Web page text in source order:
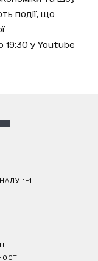
події, що
19:30 у Youtube
1+1